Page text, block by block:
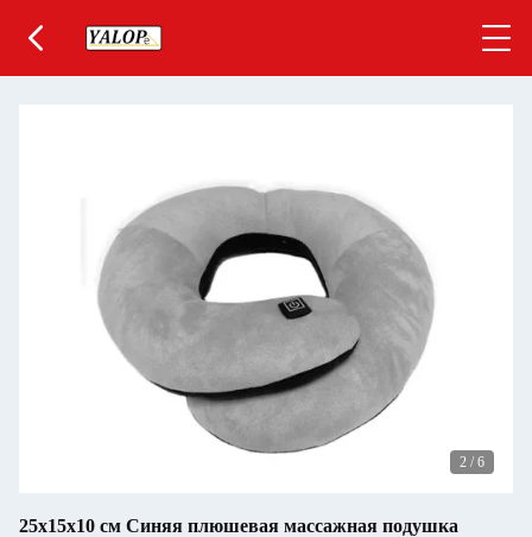
2 / 6
25х15х10 см Синяя плюшевая массажная подушка